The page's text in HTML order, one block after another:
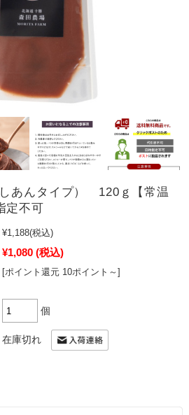
あんタイプ） 120ｇ【常温
定不可
¥1,188(税込)
¥1,080 (税込)
[ポイント還元 10ポイント～]
個
在庫切れ